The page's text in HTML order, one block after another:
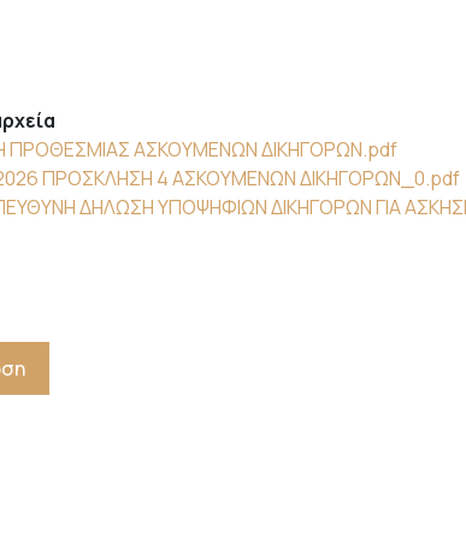
ΠΡΟΘΕΣΜΙΑΣ ΑΣΚΟΥΜΕΝΩΝ ΔΙΚΗΓΟΡΩΝ.pdf
ΠΡΟΣΚΛΗΣΗ 4 ΑΣΚΟΥΜΕΝΩΝ ΔΙΚΗΓΟΡΩΝ_0.pdf
ΔΗΛΩΣΗ ΥΠΟΨΗΦΙΩΝ ΔΙΚΗΓΟΡΩΝ ΓΙΑ